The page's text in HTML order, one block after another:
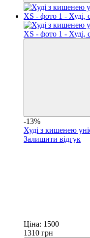
-13%
Худі з кишенею
Залишити відгук
Ціна: 1500
1310 грн